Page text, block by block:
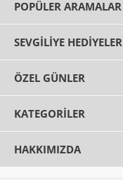
POPÜLER ARAMALAR
SEVGILIYE HEDIYELER
ÖZEL GÜNLER
KATEGORILER
HAKKIMIZDA